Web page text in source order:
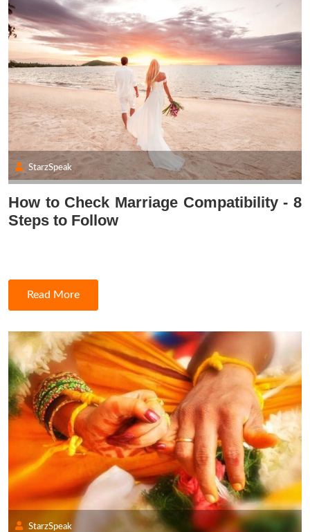
StarzSpeak
How to Check Marriage Compatibility - 8
Steps to Follow
Read More
StarzSpeak